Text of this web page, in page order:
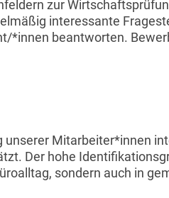
zur
interessante
*innen beantworten.
unserer Mitarbeiter*innen
Der hohe
sondern auch in